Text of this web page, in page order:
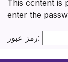
This content is
enter the
رمز عبور: